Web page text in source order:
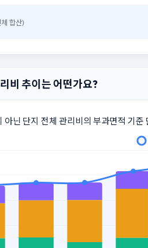
합산)
비 추이는 어떤가요?
아닌 단지 전체 관리비의 부과면적 기준